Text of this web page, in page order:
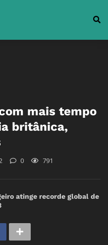
mais tempo
britânica,
0 791
atinge recorde global de